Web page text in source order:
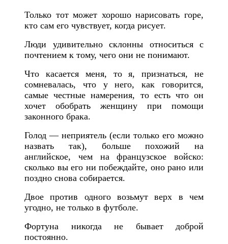
Только тот может хорошо нарисовать горе,
кто сам его чувствует, когда рисует.
Люди удивительно склонны относиться с
почтением к тому, чего они не понимают.
Что касается меня, то я, признаться, не
сомневалась, что у него, как говорится,
самые честные намерения, то есть что он
хочет обобрать женщину при помощи
законного брака.
Голод — неприятель (если только его можно
назвать так), больше похожий на
английское, чем на французское войско:
сколько вы его ни побеждайте, оно рано или
поздно снова собирается.
Двое против одного возьмут верх в чем
угодно, не только в футболе.
Фортуна никогда не бывает доброй
постоянно.